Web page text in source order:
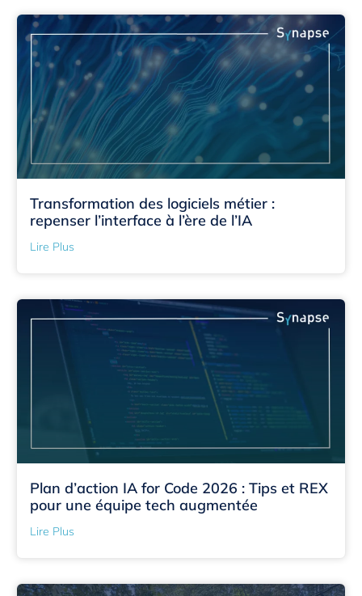
Transformation des logiciels métier :
repenser l’interface à l’ère de l’IA
Lire Plus
Plan d’action IA for Code 2026 : Tips et REX
pour une équipe tech augmentée
Lire Plus